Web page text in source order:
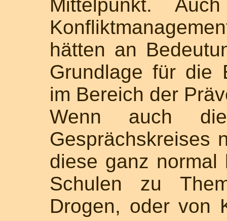
Mittelpunkt.
hätten an
Grundlage für die
im Bereich der
Wenn auch
Gesprächskreises
diese ganz normal
Schulen zu
Drogen, oder von